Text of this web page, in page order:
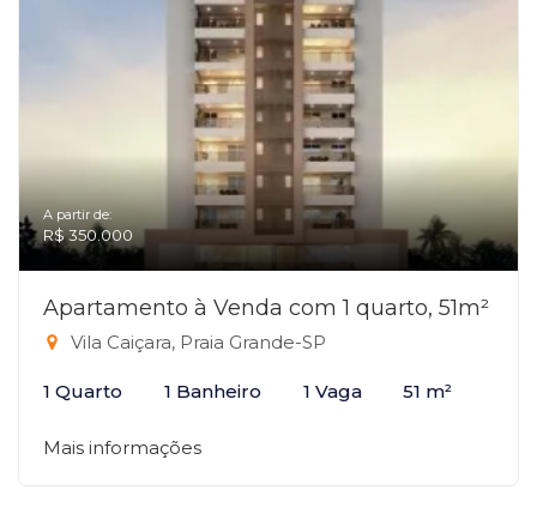
A partir de:
R$ 350.000
Apartamento à Venda com 1 quarto, 51m²
Vila Caiçara, Praia Grande-SP
1 Quarto 1 Banheiro 1 Vaga 51 m²
Mais informações